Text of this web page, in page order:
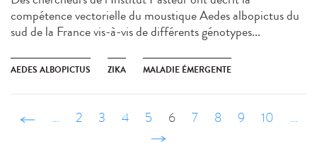
compétence vectorielle du moustique Aedes albopictus du
sud de la France vis-à-vis de différents génotypes...
AEDES ALBOPICTUS ZIKA MALADIE ÉMERGENTE
‹ précédent
… 2 3 4 5 6 7 8 9 10
…
suivant ›